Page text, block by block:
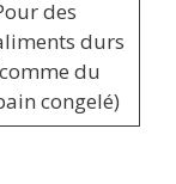
des
durs
du
congelé)